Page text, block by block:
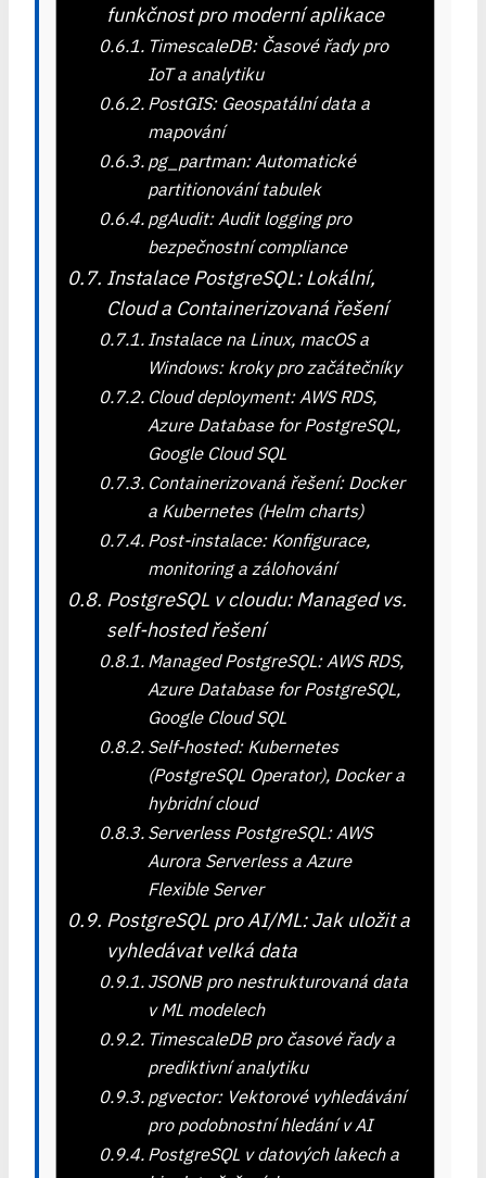
funkčnost pro moderní aplikace
TimescaleDB: Časové řady pro
IoT a analytiku
PostGIS: Geospatální data a
mapování
pg_partman: Automatické
partitionování tabulek
pgAudit: Audit logging pro
bezpečnostní compliance
Instalace PostgreSQL: Lokální,
Cloud a Containerizovaná řešení
Instalace na Linux, macOS a
Windows: kroky pro začátečníky
Cloud deployment: AWS RDS,
Azure Database for PostgreSQL,
Google Cloud SQL
Containerizovaná řešení: Docker
a Kubernetes (Helm charts)
Post-instalace: Konfigurace,
monitoring a zálohování
PostgreSQL v cloudu: Managed vs.
self-hosted řešení
Managed PostgreSQL: AWS RDS,
Azure Database for PostgreSQL,
Google Cloud SQL
Self-hosted: Kubernetes
(PostgreSQL Operator), Docker a
hybridní cloud
Serverless PostgreSQL: AWS
Aurora Serverless a Azure
Flexible Server
PostgreSQL pro AI/ML: Jak uložit a
vyhledávat velká data
JSONB pro nestrukturovaná data
v ML modelech
TimescaleDB pro časové řady a
prediktivní analytiku
pgvector: Vektorové vyhledávání
pro podobnostní hledání v AI
PostgreSQL v datových lakech a